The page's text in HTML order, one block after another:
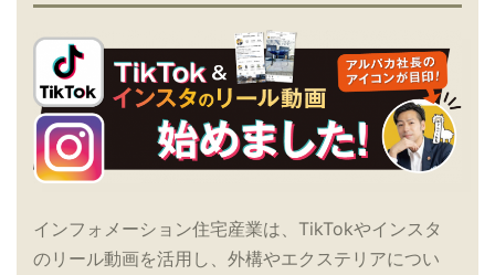
インフォメーション住宅産業は、TikTokやインスタ
のリール動画を活用し、外構やエクステリアについ